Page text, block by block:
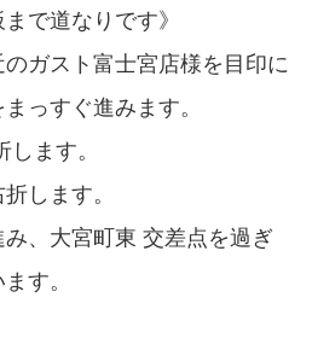
で道なりです》
ガスト富士宮店様を目印に
っすぐ進みます。
ます。
します。
、大宮町東 交差点を過ぎ
す。